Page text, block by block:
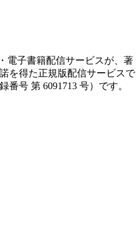
電子書籍配信サービスが、著
を得た正規版配信サービスで
号 第 6091713 号）です。